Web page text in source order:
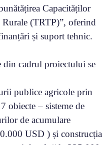
Capacităților
(TRTP)”, oferind
și suport tehnic.
cadrul proiectului se
publice agricole prin
obiecte – sisteme de
de acumulare
USD ) și construcția